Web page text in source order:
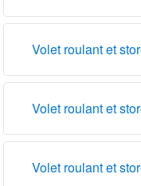
Volet roulant et
Volet roulant et
Volet roulant et